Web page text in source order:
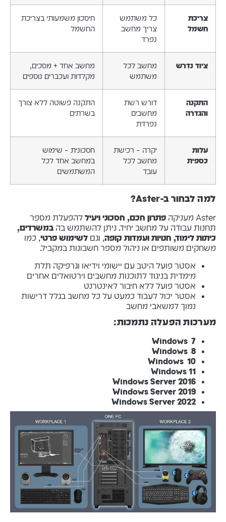
צריכת
חשמל
כל משתמש
צריך מחשב
נפרד
חיסכון משמעותי בצריכת
החשמל
ציוד נדרש
מחשב לכל
משתמש
מחשב אחד + מסכים,
מקלדות ועכברים נוספים
התקנה
והגדרה
דורש רשת
מחשבים
נפרדת
התקנה פשוטה ללא צורך
בשרתים
עלות
כספית
יקרה – רכישת
מחשב לכל
עובד
חסכונית – שימוש
במחשב אחד לכל
המשתמשים
למה לבחור ב-Aster?
Aster מעניקה פתרון חכם, חסכוני ויעיללהפעלת מספר
תחנות עבודה על מחשב יחיד. ניתן להשתמש בה במשרדים,
כיתות לימוד, חנויות ועמדות קופה, וגם לשימוש פרטי, כמו
משחקים משותפים או ניהול מספר חשבונות במקביל.
אסטר פועל היטב עם יישומי וידיאו וגרפיקה תלת
מימדית בניגוד לתוכנות מחשבים וירטואלים אחרים
אסטר פועל ללא חיבור לאינטרנט
אסטר יכול לעבוד כמעט על כל מחשב בגלל דרישות
נמוך למשאבי מחשב
מערכות הפעלה נתמכות:
Windows 7
Windows 8
Windows 10
Windows 11
Windows Server 2016
2019 Windows Server
2022 Windows Server